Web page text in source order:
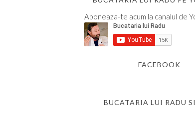
Aboneaza-te acum la canalul de
FACEBOOK
BUCATARIA LUI RADU